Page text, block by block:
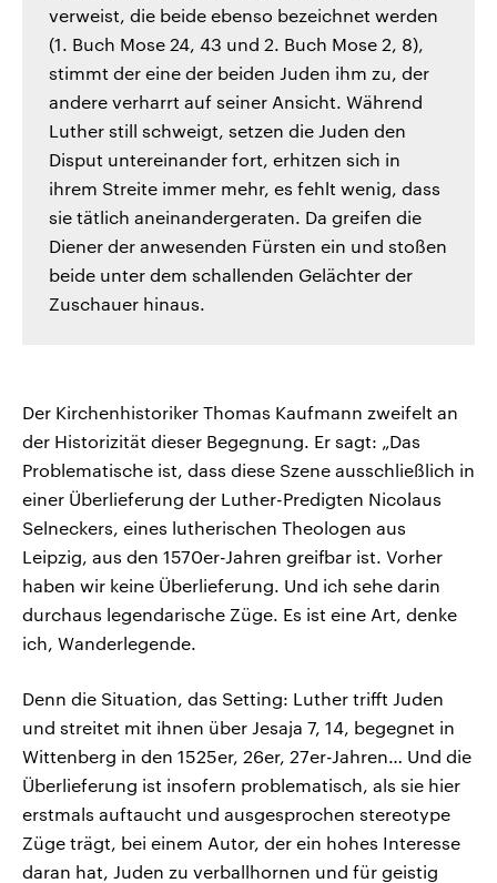
verweist, die beide ebenso bezeichnet werden
(1. Buch Mose 24, 43 und 2. Buch Mose 2, 8),
stimmt der eine der beiden Juden ihm zu, der
andere verharrt auf seiner Ansicht. Während
Luther still schweigt, setzen die Juden den
Disput untereinander fort, erhitzen sich in
ihrem Streite immer mehr, es fehlt wenig, dass
sie tätlich aneinandergeraten. Da greifen die
Diener der anwesenden Fürsten ein und stoßen
beide unter dem schallenden Gelächter der
Zuschauer hinaus.
Der Kirchenhistoriker Thomas Kaufmann zweifelt an
der Historizität dieser Begegnung. Er sagt: „Das
Problematische ist, dass diese Szene ausschließlich in
einer Überlieferung der Luther-Predigten Nicolaus
Selneckers, eines lutherischen Theologen aus
Leipzig, aus den 1570er-Jahren greifbar ist. Vorher
haben wir keine Überlieferung. Und ich sehe darin
durchaus legendarische Züge. Es ist eine Art, denke
ich, Wanderlegende.
Denn die Situation, das Setting: Luther trifft Juden
und streitet mit ihnen über Jesaja 7, 14, begegnet in
Wittenberg in den 1525er, 26er, 27er-Jahren… Und die
Überlieferung ist insofern problematisch, als sie hier
erstmals auftaucht und ausgesprochen stereotype
Züge trägt, bei einem Autor, der ein hohes Interesse
daran hat, Juden zu verballhornen und für geistig